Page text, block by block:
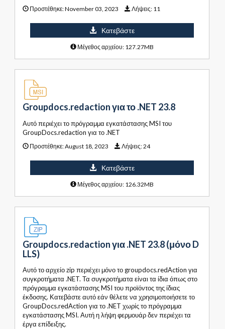
Προστέθηκε:November 03, 2023 Λήψεις: 11
Κατεβάστε
Μέγεθος αρχείου: 127.27MB
Groupdocs.redaction για το .NET 23.8
Αυτό περιέχει το πρόγραμμα εγκατάστασης MSI του
GroupDocs.redaction για το .NET
Προστέθηκε:August 18, 2023 Λήψεις:24
Κατεβάστε
Μέγεθος αρχείου: 126.32MB
Groupdocs.redaction για .NET 23.8 (μόνο D
LLS)
Αυτό το αρχείο zip περιέχει μόνο το groupdocs.redAction για
συγκροτήματα .NET. Τα συγκροτήματα είναι τα ίδια όπως στο
πρόγραμμα εγκατάστασης MSI του προϊόντος της ίδιας
έκδοσης. Κατεβάστε αυτό εάν θέλετε να χρησιμοποιήσετε το
GroupDocs.redAction για το .NET χωρίς το πρόγραμμα
εγκατάστασης MSI. Αυτή η λήψη φερμουάρ δεν περιέχει τα
έργα επίδειξης.